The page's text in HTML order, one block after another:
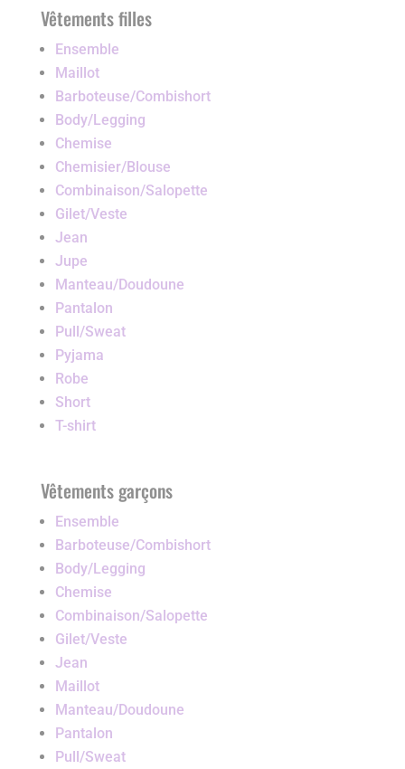
Vêtements filles
Ensemble
Maillot
Barboteuse/Combishort
Body/Legging
Chemise
Chemisier/Blouse
Combinaison/Salopette
Gilet/Veste
Jean
Jupe
Manteau/Doudoune
Pantalon
Pull/Sweat
Pyjama
Robe
Short
T-shirt
Vêtements garçons
Ensemble
Barboteuse/Combishort
Body/Legging
Chemise
Combinaison/Salopette
Gilet/Veste
Jean
Maillot
Manteau/Doudoune
Pantalon
Pull/Sweat